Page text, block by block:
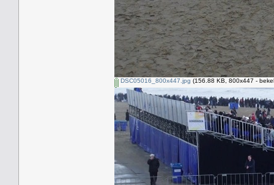
DSC05016_800x447.jpg (156.88 KB, 800x447 -